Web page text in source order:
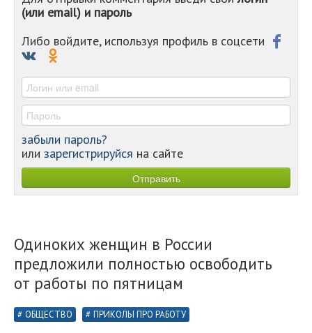
-
(или email) и пароль
Либо войдите, используя профиль в соцсети
забыли пароль?
или зарегистрируйся на сайте
Одиноких женщин в России
предложили полностью освободить
от работы по пятницам
ОБЩЕСТВО ПРИКОЛЫ ПРО РАБОТУ